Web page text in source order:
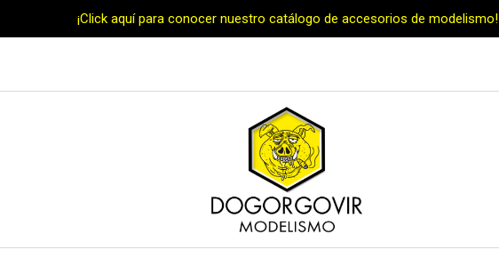
¡Click aquí para conocer nuestro catálogo de accesorios de modelismo!